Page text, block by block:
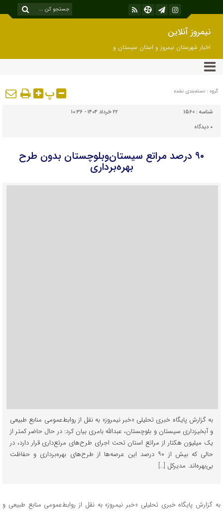
نیمروز آنلاین
اخبار شهرستان نیمروز و استان سیستان و
بلوچستان
گروه : دسته‌بندی نشده پ
شناسه : 1560
۲۲ خرداد ۱۴۰۴ - ۱۰:۳۶
۰ دیدگاه
۹۰ درصد مراتع سیستان‌وبلوچستان بدون طرح
بهره‌برداری
به گزارش پایگاه خبری تحلیلی «خبر نیمروز» به نقل از روابط‌عمومی منابع طبیعی
و آبخیزداری سیستان و بلوچستان، عبدالله بامری بیان کرد: در حال حاضر کمتر از
یک میلیون هکتار از مراتع استان تحت اجرای طرح‌های مرتع‌داری قرار دارد، در
حالی که بیش از ۹۰ درصد این عرصه‌ها از طرح‌های بهره‌برداری و حفاظت
بی‌بهره‌اند. مدیرکل […]
به گزارش پایگاه خبری تحلیلی «خبر نیمروز» به نقل از روابط‌عمومی منابع طبیعی و